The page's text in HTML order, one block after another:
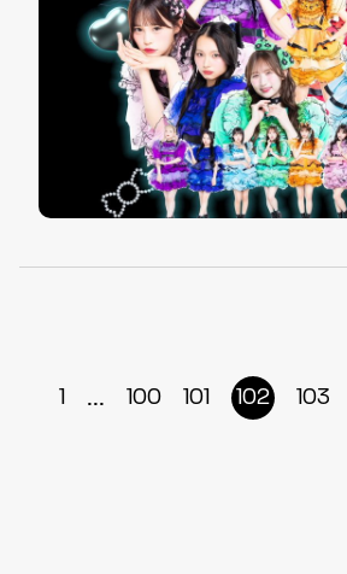
1 ... 100 101 102 103